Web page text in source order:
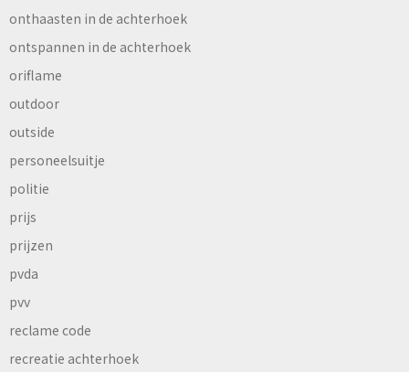
onthaasten in de achterhoek
ontspannen in de achterhoek
oriflame
outdoor
outside
personeelsuitje
politie
prijs
prijzen
pvda
pvv
reclame code
recreatie achterhoek